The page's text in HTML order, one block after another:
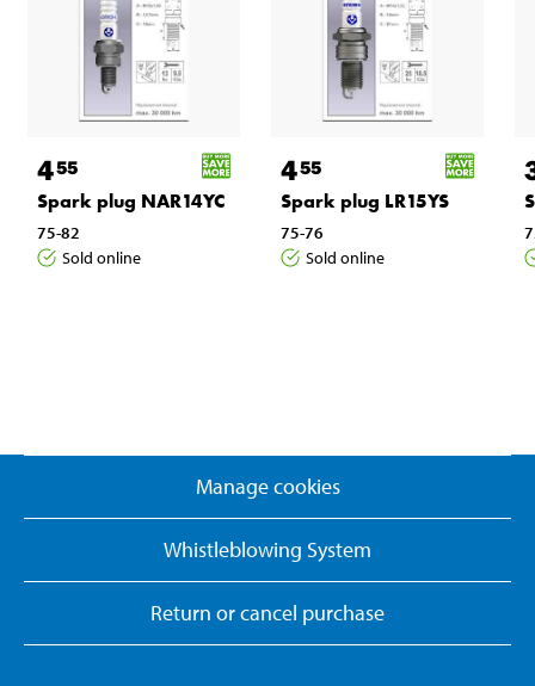
455
Spark plug NAR14YC
75-82
Sold online
455
Spark plug LR15YS
75-76
Sold online
Manage cookies
Whistleblowing System
Return or cancel purchase